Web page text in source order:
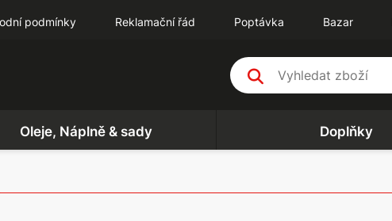
podmínky Reklamační řád Poptávka Bazar
Oleje, Náplně & sady Doplňky